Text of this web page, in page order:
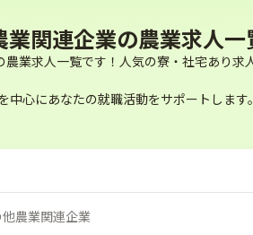
業関連企業の農業求人一
業求人一覧です！人気の寮・社宅あり
中心にあなたの就職活動をサポートしま
農業関連企業